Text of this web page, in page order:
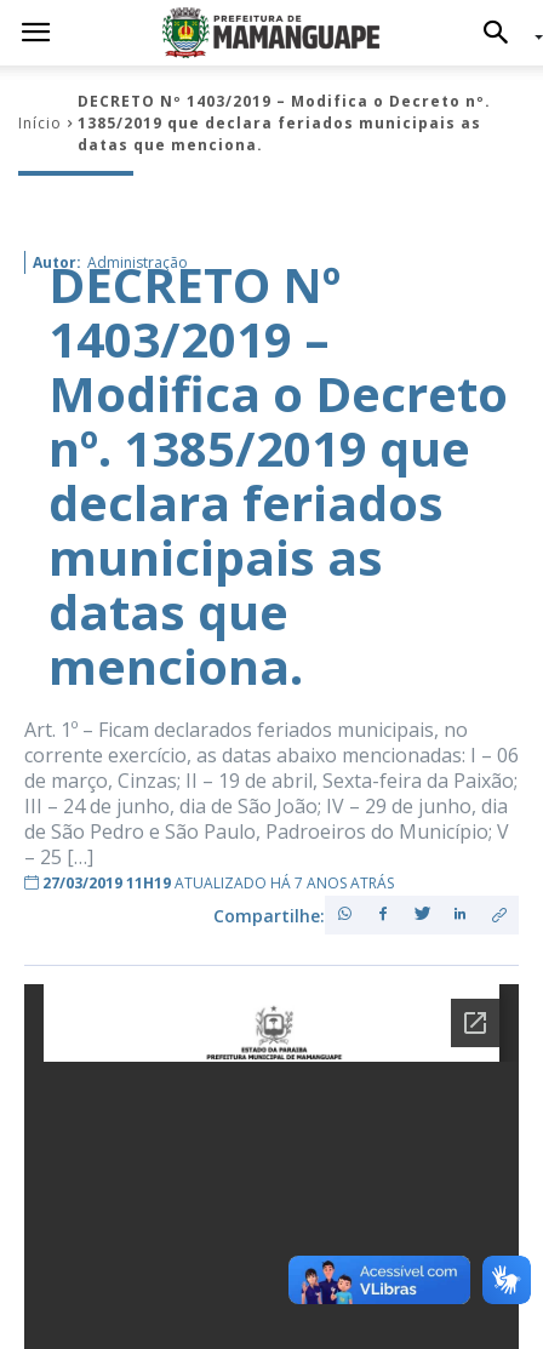
Início
DECRETO Nº 1403/2019 – Modifica o Decreto nº.
1385/2019 que declara feriados municipais as
datas que menciona.
Autor: Administração
DECRETO Nº
1403/2019 –
Modifica o Decreto
nº. 1385/2019 que
declara feriados
municipais as
datas que
menciona.
Art. 1º – Ficam declarados feriados municipais, no
corrente exercício, as datas abaixo mencionadas: I – 06
de março, Cinzas; II – 19 de abril, Sexta-feira da Paixão;
III – 24 de junho, dia de São João; IV – 29 de junho, dia
de São Pedro e São Paulo, Padroeiros do Município; V
– 25 […]
27/03/2019 11H19ATUALIZADO HÁ 7 ANOS ATRÁS
Compartilhe: